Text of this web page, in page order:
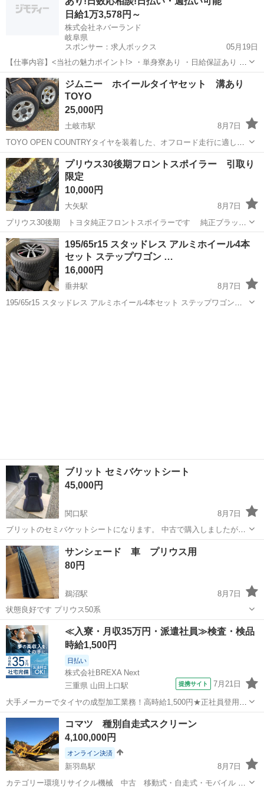
日給1万3,578円～
株式会社ネバーランド
岐阜県
スポンサー：求人ボックス
05月19日
【仕事内容】<当社の魅力ポイント!> ・単身寮あり ・日給保証あり ・
日払い、週払い可能(規定あり) ・WEB面接も可能 <仕事詳細> 高速道
路の維持修繕を円滑に進めるためコーン・規制看板等を設置し、 道路
規制と走行車の誘導等の安...
アルバイト・パート
ジムニー ホイールタイヤセット 溝あり
TOYO
25,000円
土岐市駅
8月7日
TOYO OPEN COUNTRYタイヤを装着した、オフロード走行に適した
トレッドパターンの16インチアルミホイール4本セットです。 - ホイー
ルサイズ: 16インチ - タイヤブランド: TOYO TIRES - タイヤ...
岐阜 土岐市 土岐市駅 タイヤ、ホイール
プリウス30後期フロントスポイラー 引取り
限定
10,000円
大矢駅
8月7日
プリウス30後期 トヨタ純正フロントスポイラーです 純正ブラッ
ク 08154-47050 08154-47820 底面には擦り傷有りますが表面は小
キズ程度ですのでワックス掛ければピカピカになると思います 取付け
部の破...
岐阜 郡上市 外装、車外用品 スポイラー
195/65r15 スタッドレス アルミホイール4本
セット ステップワゴン …
16,000円
垂井駅
8月7日
195/65r15 スタッドレス アルミホイール4本セット ステップワゴンに
ブリット セミバケットシート
45,000円
関口駅
8月7日
ブリットのセミバケットシートになります。 中古で購入しましたが、
取り付ける予定が無くなったので、どなたかお使いいただけたらと思
います。 それなりに古い物なので、全内的に日焼けやシワやスレがあ
ります。 何か気になることがあ...
岐阜 関市 パーツ
サンシェード 車 プリウス用
80円
鵜沼駅
8月7日
状態良好です プリウス50系
岐阜 各務原市 鵜沼駅 アクセサリー
≪入寮・月収35万円・派遣社員≫検査・検品
時給1,500円
日払い
株式会社BREXA Next
三重県 山田上口駅
提携サイト 7月21日
大手メーカーでタイヤの成型加工業務！高時給1,500円★正社員登用制
度あり！ワンルーム寮完備！マイカー通勤OK！無料駐車場あり！《三
ス・RV車用を中心とした...
三重 伊勢市 山田上口駅 その他
コマツ 種別自走式スクリーン
4,100,000円
オンライン決済
新羽島駅
8月7日
カテゴリー環境リサイクル機械 中古 移動式・自走式・モバイル 種